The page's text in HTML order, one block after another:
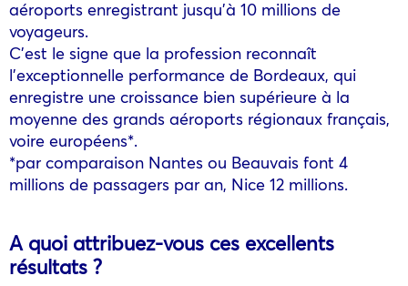
aéroports enregistrant jusqu’à 10 millions de
voyageurs.
C’est le signe que la profession reconnaît
l’exceptionnelle performance de Bordeaux, qui
enregistre une croissance bien supérieure à la
moyenne des grands aéroports régionaux français,
voire européens*.
*par comparaison Nantes ou Beauvais font 4
millions de passagers par an, Nice 12 millions.
A quoi attribuez-vous ces excellents
résultats ?